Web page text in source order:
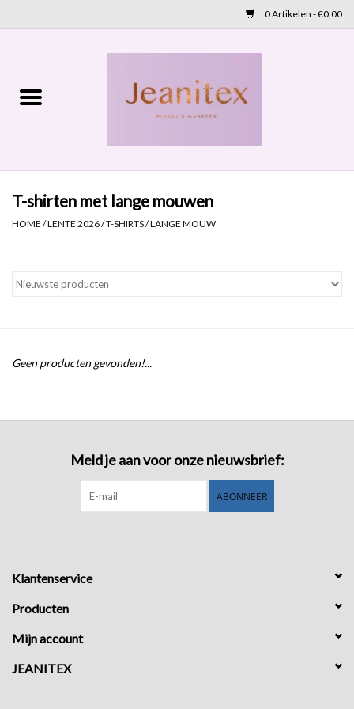
0 Artikelen - €0,00
Cadeaubon
T-shirten met lange mouwen
HOME /LENTE 2026/T-SHIRTS/LANGE MOUW
Geen producten gevonden!...
Meld je aan voor onze nieuwsbrief:
ABONNEER
Klantenservice
Producten
Mijn account
JEANITEX